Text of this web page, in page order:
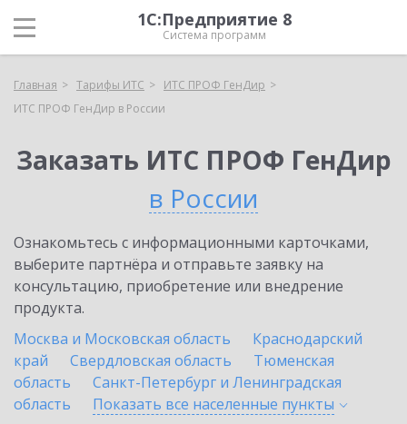
1С:Предприятие 8
Система программ
Главная Тарифы ИТС
ИТС ПРОФ ГенДир
ИТС ПРОФ ГенДир в России
Заказать ИТС ПРОФ ГенДир
в России
Ознакомьтесь с информационными карточками,
выберите партнёра и отправьте заявку на
консультацию, приобретение или внедрение
продукта.
Москва и Московская область
Краснодарский
край
Свердловская область
Тюменская
область
Санкт-Петербург и Ленинградская
область
Показать все населенные пункты